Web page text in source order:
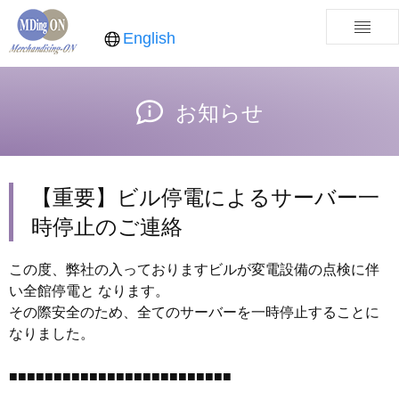
English
お知らせ
【重要】ビル停電によるサーバー一
時停止のご連絡
この度、弊社の入っておりますビルが変電設備の点検に伴
い全館停電と なります。
その際安全のため、全てのサーバーを一時停止することに
なりました。
■■■■■■■■■■■■■■■■■■■■■■■■■